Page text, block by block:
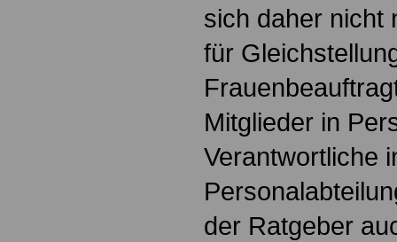
sich daher nicht
für
Mitglieder in
Verantwortliche
der Ratgeber